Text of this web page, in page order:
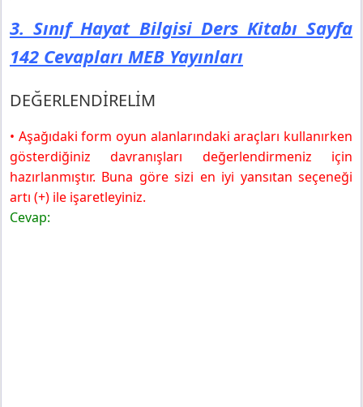
3. Sınıf Hayat Bilgisi Ders Kitabı Sayfa
142 Cevapları MEB Yayınları
DEĞERLENDİRELİM
• Aşağıdaki form oyun alanlarındaki araçları kullanırken
gösterdiğiniz davranışları değerlendirmeniz için
hazırlanmıştır. Buna göre sizi en iyi yansıtan seçeneği
artı (+) ile işaretleyiniz.
Cevap: